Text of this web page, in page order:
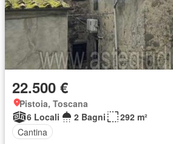
22.500 €
Pistoia, Toscana
6 Locali
2 Bagni
292 m²
Cantina